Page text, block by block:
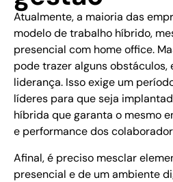
Atualmente, a maioria das
modelo de trabalho híbrido,
presencial com home office.
pode trazer alguns obstáculos,
liderança. Isso exige um
líderes para que seja
híbrida que garanta o mesmo
e performance dos
Afinal, é preciso mesclar
presencial e de um ambiente